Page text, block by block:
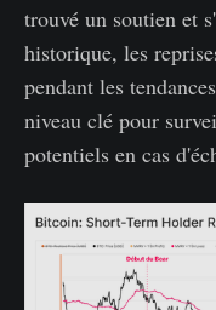
trouvé un soutien et
historique, les
pendant les
niveau clé pour
potentiels en cas